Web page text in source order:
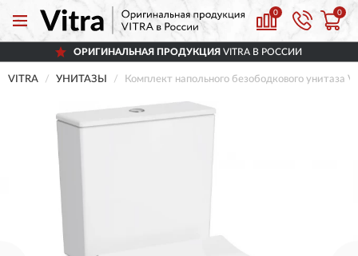
0 0
ОРИГИНАЛЬНАЯ ПРОДУКЦИЯ VITRA В РОССИИ
VITRA УНИТАЗЫ Комплект напольного безободкового унитаза